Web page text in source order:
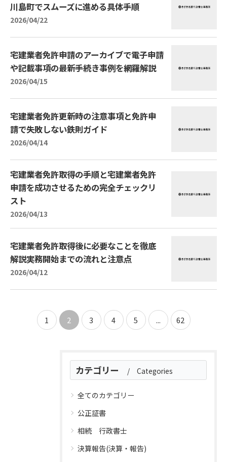
川島町でスムーズに進める具体手順
2026/04/22
宅建業者免許申請のアーカイブで電子申請
や記載事項の最新手続き事例を網羅解説
2026/04/15
宅建業者免許更新時の注意事項と免許申
請で失敗しない鉄則ガイド
2026/04/14
宅建業者免許取得の手順と宅建業者免許
申請を成功させるための完全チェックリ
スト
2026/04/13
宅建業者免許取得後に必要なことを徹底
解説実務開始までの流れと注意点
2026/04/12
1 2 3 4 5 ... 62
カテゴリー Categories
全てのカテゴリー
公正証書
相続 行政書士
決算報告(決算・報告)